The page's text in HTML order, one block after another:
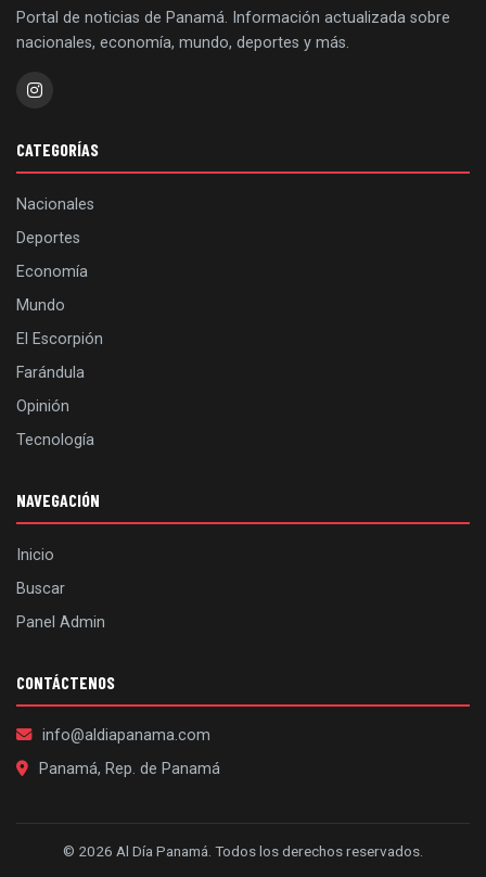
Portal de noticias de Panamá. Información actualizada sobre
nacionales, economía, mundo, deportes y más.
CATEGORÍAS
Nacionales
Deportes
Economía
Mundo
El Escorpión
Farándula
Opinión
Tecnología
NAVEGACIÓN
Inicio
Buscar
Panel Admin
CONTÁCTENOS
info@aldiapanama.com
Panamá, Rep. de Panamá
© 2026 Al Día Panamá. Todos los derechos reservados.